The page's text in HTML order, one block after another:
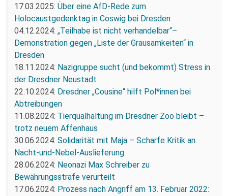
17.03.2025: Über eine AfD-Rede zum
Holocaustgedenktag in Coswig bei Dresden
04.12.2024: „Teilhabe ist nicht verhandelbar“–
Demonstration gegen „Liste der Grausamkeiten“ in
Dresden
18.11.2024: Nazigruppe sucht (und bekommt) Stress in
der Dresdner Neustadt
22.10.2024: Dresdner „Cousine“ hilft Pol*innen bei
Abtreibungen
11.08.2024: Tierqualhaltung im Dresdner Zoo bleibt –
trotz neuem Affenhaus
30.06.2024: Solidarität mit Maja – Scharfe Kritik an
Nacht-und-Nebel-Auslieferung
28.06.2024: Neonazi Max Schreiber zu
Bewährungsstrafe verurteilt
17.06.2024: Prozess nach Angriff am 13. Februar 2022: